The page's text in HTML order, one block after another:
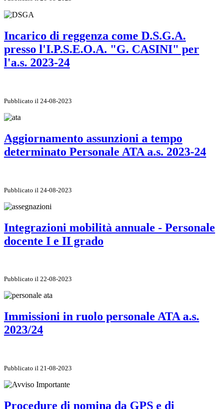
Incarico di reggenza come D.S.G.A.
presso l'I.P.S.E.O.A. "G. CASINI" per
l'a.s. 2023-24
Pubblicato il 24-08-2023
Aggiornamento assunzioni a tempo
determinato Personale ATA a.s. 2023-24
Pubblicato il 24-08-2023
Integrazioni mobilità annuale - Personale
docente I e II grado
Pubblicato il 22-08-2023
Immissioni in ruolo personale ATA a.s.
2023/24
Pubblicato il 21-08-2023
Procedure di nomina da GPS e di